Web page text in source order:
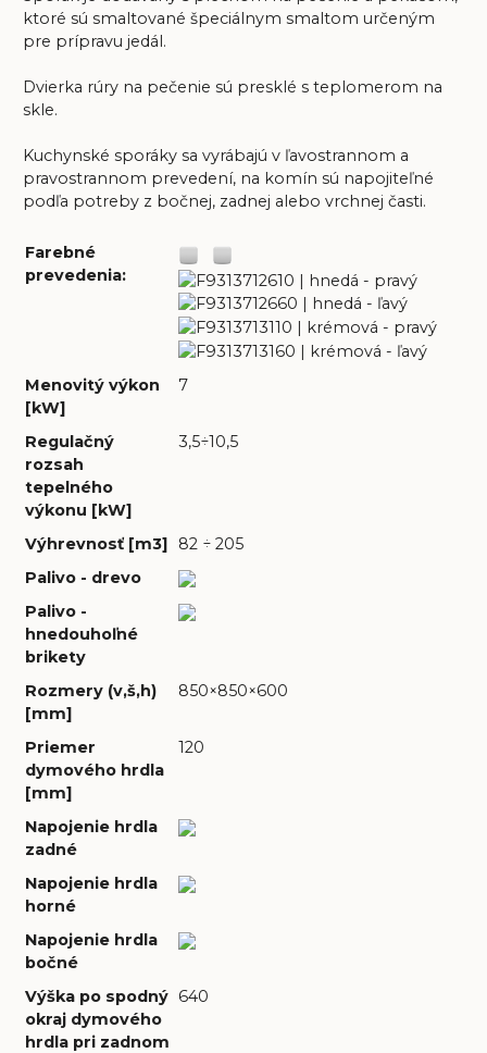
ktoré sú smaltované špeciálnym smaltom určeným
pre prípravu jedál.
Dvierka rúry na pečenie sú presklé s teplomerom na
skle.
Kuchynské sporáky sa vyrábajú v ľavostrannom a
pravostrannom prevedení, na komín sú napojiteľné
podľa potreby z bočnej, zadnej alebo vrchnej časti.
Farebné
prevedenia:
Menovitý výkon
[kW]
7
Regulačný
rozsah
tepelného
výkonu [kW]
3,5÷10,5
Výhrevnosť [m3]
82 ÷ 205
Palivo - drevo
Palivo -
hnedouhoľné
brikety
Rozmery (v,š,h)
[mm]
850×850×600
Priemer
dymového hrdla
[mm]
120
Napojenie hrdla
zadné
Napojenie hrdla
horné
Napojenie hrdla
bočné
Výška po spodný
okraj dymového
hrdla pri zadnom
640